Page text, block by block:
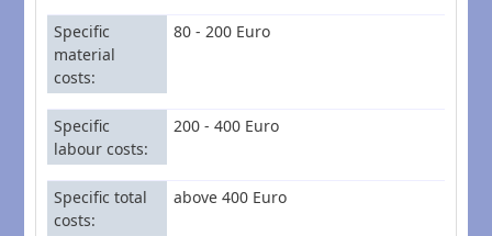
Specific
material
costs
80 - 200 Euro
Specific
labour costs
200 - 400 Euro
Specific total
costs
above 400 Euro